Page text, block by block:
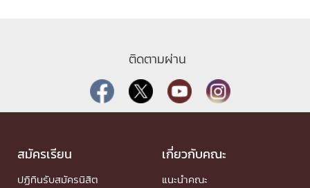
ติดตามผ่าน
สมัครเรียน
ปฏิทินรับสมัครนิสิต
เกี่ยวกับคณะ
แนะนำคณะ